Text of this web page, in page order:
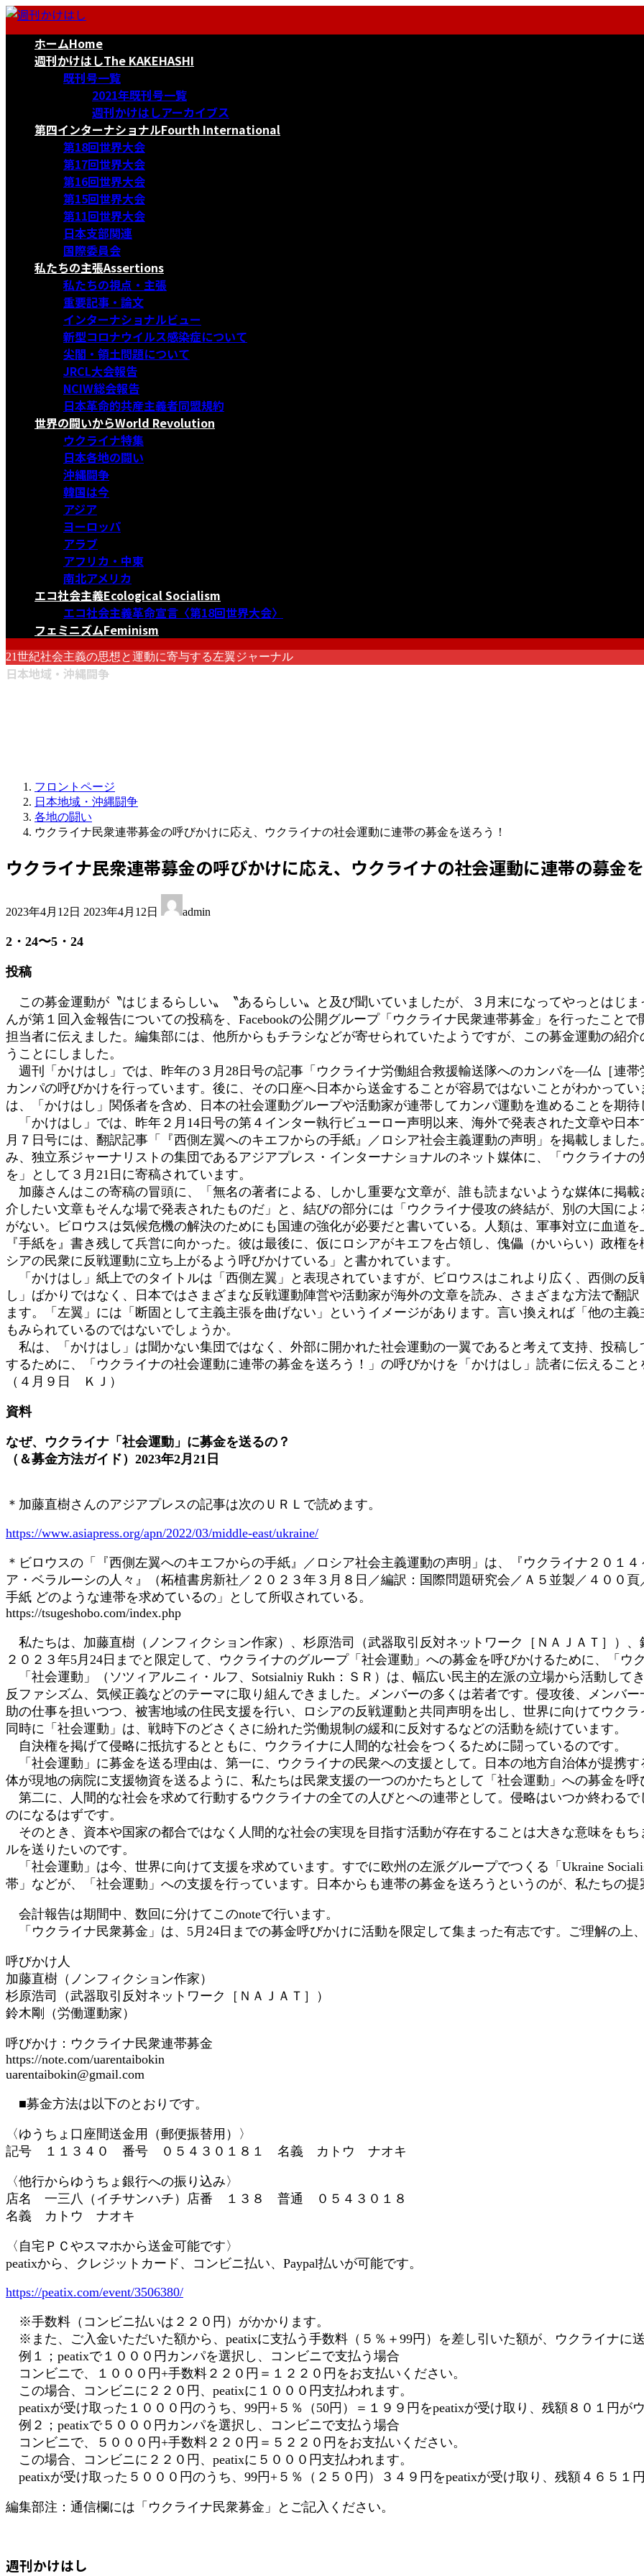
コ
ナ
ホームHome
週刊かけはしThe KAKEHASHI
既刊号一覧
2021年既刊号一覧
週刊かけはしアーカイブス
第四インターナショナルFourth International
第18回世界大会
第17回世界大会
第16回世界大会
第15回世界大会
第11回世界大会
日本支部関連
国際委員会
私たちの主張Assertions
私たちの視点・主張
重要記事・論文
インターナショナルビュー
新型コロナウイルス感染症について
尖閣・領土問題について
JRCL大会報告
NCIW総会報告
日本革命的共産主義者同盟規約
世界の闘いからWorld Revolution
ウクライナ特集
日本各地の闘い
沖縄闘争
韓国は今
アジア
ヨーロッパ
アラブ
アフリカ・中東
南北アメリカ
エコ社会主義Ecological Socialism
エコ社会主義革命宣言〈第18回世界大会〉
フェミニズムFeminism
21世紀社会主義の思想と運動に寄与する左翼ジャーナル
日本地域・沖縄闘争
フロントページ
日本地域・沖縄闘争
各地の闘い
ウクライナ民衆連帯募金の呼びかけに応え、ウクライナの社会運動に連帯の募金を送ろう！
ウクライナ民衆連帯募金の呼びかけに応え、ウクライナの社会運動に連帯の募金
2023年4月12日 終
新
2023年4月12日 admin
2・24〜5・24
投稿
この募金運動が〝はじまるらしい〟〝あるらしい〟と及び聞いていましたが、３月末になってやっとはじ
んが第１回入金報告についての投稿を、Facebookの公開グループ「ウクライナ民衆連帯募金」を行ったこと
担当者に伝えました。編集部には、他所からもチラシなどが寄せられていたようですが、この募金運動の紹
うことにしました。
週刊「かけはし」では、昨年の３月28日号の記事「ウクライナ労働組合救援輸送隊へのカンパを―仏［連
カンパの呼びかけを行っています。後に、その口座へ日本から送金することが容易ではないことがわかって
は、「かけはし」関係者を含め、日本の社会運動グループや活動家が連帯してカンパ運動を進めることを期
「かけはし」では、昨年２月14日号の第４インター執行ビューロー声明以来、海外で発表された文章や日
月７日号には、翻訳記事「『西側左翼へのキエフからの手紙』／ロシア社会主義運動の声明」を掲載しまし
み、独立系ジャーナリストの集団であるアジアプレス・インターナショナルのネット媒体に、「ウクライ
を」として３月21日に寄稿されています。
加藤さんはこの寄稿の冒頭に、「無名の著者による、しかし重要な文章が、誰も読まないような媒体に掲
介したい文章もそんな場で発表されたものだ」と、結びの部分には「ウクライナ侵攻の終結が、別の大国に
がない。ビロウスは気候危機の解決のためにも国連の強化が必要だと書いている。人類は、軍事対立に血道
『手紙を』書き残して兵営に向かった。彼は最後に、仮にロシアがキエフを占領し、傀儡（かいらい）政権
シアの民衆に反戦運動に立ち上がるよう呼びかけている」と書かれています。
「かけはし」紙上でのタイトルは「西側左翼」と表現されていますが、ビロウスはこれより広く、西側の
し」ばかりではなく、日本ではさまざまな反戦運動陣営や活動家が海外の文章を読み、さまざまな方法で翻
ます。「左翼」には「断固として主義主張を曲げない」というイメージがあります。言い換えれば「他の主
もみられているのではないでしょうか。
私は、「かけはし」は聞かない集団ではなく、外部に開かれた社会運動の一翼であると考えて支持、投稿
するために、「ウクライナの社会運動に連帯の募金を送ろう！」の呼びかけを「かけはし」読者に伝えるこ
（４月９日 ＫＪ）
資料
なぜ、ウクライナ「社会運動」に募金を送るの？
（＆募金方法ガイド）2023年2月21日
＊加藤直樹さんのアジアプレスの記事は次のＵＲＬで読めます。
https://www.asiapress.org/apn/2022/03/middle-east/ukraine/
＊ビロウスの「『西側左翼へのキエフからの手紙』／ロシア社会主義運動の声明」は、『ウクライナ２０１
ア・ベラルーシの人々』（柘植書房新社／２０２３年３月８日／編訳：国際問題研究会／Ａ５並製／４００
手紙 どのような連帯を求めているの」として所収されている。
https://tsugeshobo.com/index.php
私たちは、加藤直樹（ノンフィクション作家）、杉原浩司（武器取引反対ネットワーク［ＮＡＪＡＴ］）
２０２３年5月24日までと限定して、ウクライナのグループ「社会運動」への募金を呼びかけるために、「ウ
「社会運動」（ソツィアルニィ・ルフ、Sotsialniy Rukh：ＳＲ）は、幅広い民主的左派の立場から活動して
反ファシズム、気候正義などのテーマに取り組んできました。メンバーの多くは若者です。侵攻後、メンバ
助の仕事を担いつつ、被害地域の住民支援を行い、ロシアの反戦運動と共同声明を出し、世界に向けてウク
同時に「社会運動」は、戦時下のどさくさに紛れた労働規制の緩和に反対するなどの活動を続けています。
自決権を掲げて侵略に抵抗するとともに、ウクライナに人間的な社会をつくるために闘っているのです。
「社会運動」に募金を送る理由は、第一に、ウクライナの民衆への支援として。日本の地方自治体が提携
体が現地の病院に支援物資を送るように、私たちは民衆支援の一つのかたちとして「社会運動」への募金を
第二に、人間的な社会を求めて行動するウクライナの全ての人びとへの連帯として。侵略はいつか終わる
のになるはずです。
そのとき、資本や国家の都合ではなく人間的な社会の実現を目指す活動が存在することは大きな意味をも
ルを送りたいのです。
「社会運動」は今、世界に向けて支援を求めています。すでに欧州の左派グループでつくる「Ukraine
帯」などが、「社会運動」への支援を行っています。日本からも連帯の募金を送ろうというのが、私たちの提
会計報告は期間中、数回に分けてこのnoteで行います。
「ウクライナ民衆募金」は、5月24日までの募金呼びかけに活動を限定して集まった有志です。ご理解の上
呼びかけ人
加藤直樹（ノンフィクション作家）
杉原浩司（武器取引反対ネットワーク［ＮＡＪＡＴ］）
鈴木剛（労働運動家）
呼びかけ：ウクライナ民衆連帯募金
https://note.com/uarentaibokin
uarentaibokin@gmail.com
■募金方法は以下のとおりです。
〈ゆうちょ口座間送金用（郵便振替用）〉
記号 １１３４０ 番号 ０５４３０１８１ 名義 カトウ ナオキ
〈他行からゆうちょ銀行への振り込み〉
店名 一三八（イチサンハチ）店番 １３８ 普通 ０５４３０１８
名義 カトウ ナオキ
〈自宅ＰＣやスマホから送金可能です〉
peatixから、クレジットカード、コンビニ払い、Paypal払いが可能です。
https://peatix.com/event/3506380/
※手数料（コンビニ払いは２２０円）がかかります。
※また、ご入金いただいた額から、peatixに支払う手数料（５％＋99円）を差し引いた額が、ウクライナに
例１；peatixで１０００円カンパを選択し、コンビニで支払う場合
コンビニで、１０００円+手数料２２０円＝１２２０円をお支払いください。
この場合、コンビニに２２０円、peatixに１０００円支払われます。
peatixが受け取った１０００円のうち、99円+５％（50円）＝１９９円をpeatixが受け取り、残額８０１円が
例２；peatixで５０００円カンパを選択し、コンビニで支払う場合
コンビニで、５０００円+手数料２２０円＝５２２０円をお支払いください。
この場合、コンビニに２２０円、peatixに５０００円支払われます。
peatixが受け取った５０００円のうち、99円+５％（２５０円）３４９円をpeatixが受け取り、残額４６５１
編集部注：通信欄には「ウクライナ民衆募金」とご記入ください。
週刊かけはし